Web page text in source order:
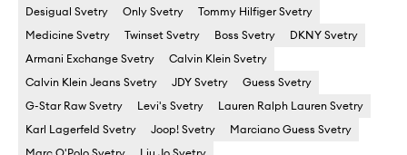
Desigual Svetry Only Svetry
Tommy Hilfiger Svetry
Medicine Svetry
Twinset Svetry Boss Svetry
DKNY Svetry
Armani Exchange Svetry
Calvin Klein Svetry
Calvin Klein Jeans Svetry
JDY Svetry
Guess Svetry
G-Star Raw Svetry
Levi's Svetry
Lauren Ralph Lauren Svetry
Karl Lagerfeld Svetry
Joop! Svetry
Marciano Guess Svetry